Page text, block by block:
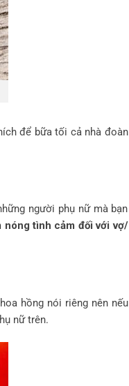
để bữa tối cả nhà đoàn
người phụ nữ mà bạn
nóng tình cảm đối với vợ/
hồng nói riêng nên nếu
nữ trên.